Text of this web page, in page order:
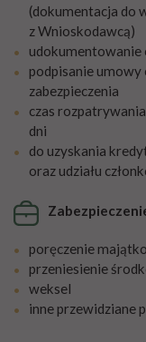
(dokumentacja do
z Wnioskodawcą)
udokumentowanie
podpisanie
zabezpieczenia
czas
dni
do uzyskania
oraz udziału
poręczenie
przeniesienie
weksel
inne przewidziane